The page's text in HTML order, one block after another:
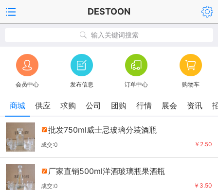
DESTOON
输入关键词搜索
会员中心 发布信息 订单中心 购物车
商城 供应 求购 公司 团购 行情 展会 资讯
批发750ml威士忌玻璃分装酒瓶
￥2.50
成交:0
厂家直销500ml洋酒玻璃瓶果酒瓶
￥3.50
成交:0